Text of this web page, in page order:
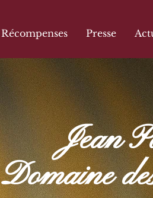
Récompenses Presse
Jean
Domaine